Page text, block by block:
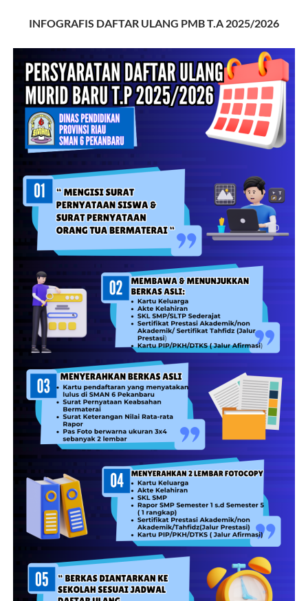
INFOGRAFIS DAFTAR ULANG PMB T.A 2025/2026